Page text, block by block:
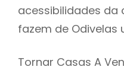
acessibilidades da
fazem de Odivelas
Tornar Casas A